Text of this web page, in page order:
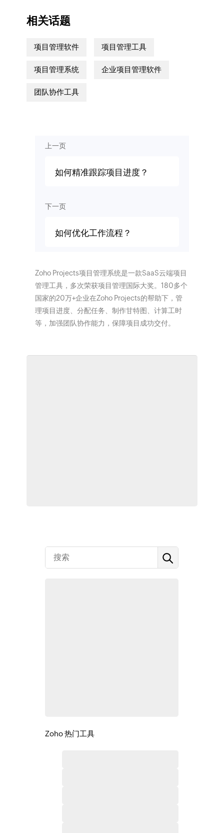
相关话题
项目管理软件 项目管理工具
项目管理系统 企业项目管理软件
团队协作工具
上一页
如何精准跟踪项目进度？
下一页
如何优化工作流程？
Zoho Projects项目管理系统是一款SaaS云端项目
管理工具，多次荣获项目管理国际大奖。180多个
国家的20万+企业在Zoho Projects的帮助下，管
理项目进度、分配任务、制作甘特图、计算工时
等，加强团队协作能力，保障项目成功交付。
Zoho 热门工具